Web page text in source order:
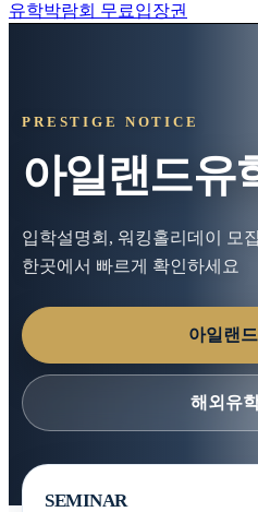
유학박람회 무료입장권
PRESTIGE NOTICE
아일랜드유
입학설명회, 워킹홀리데이 모
한곳에서 빠르게 확인하세요
아일랜
해외유
SEMINAR